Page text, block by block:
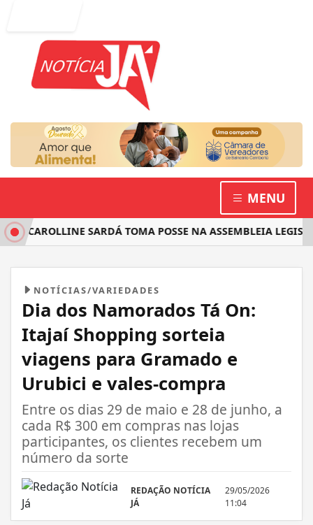
MENU
CAROLLINE SARDÁ TOMA POSSE NA ASSEMBLEIA
NOTÍCIAS/VARIEDADES
Dia dos Namorados Tá On:
Itajaí Shopping sorteia
viagens para Gramado e
Urubici e vales-compra
Entre os dias 29 de maio e 28 de junho, a
cada R$ 300 em compras nas lojas
participantes, os clientes recebem um
número da sorte
REDAÇÃO NOTÍCIA
JÁ
29/05/2026
11:04